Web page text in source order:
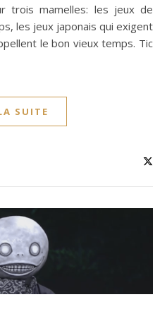
trois mamelles: les jeux de
les jeux japonais qui exigent
le bon vieux temps. Tic
SUITE